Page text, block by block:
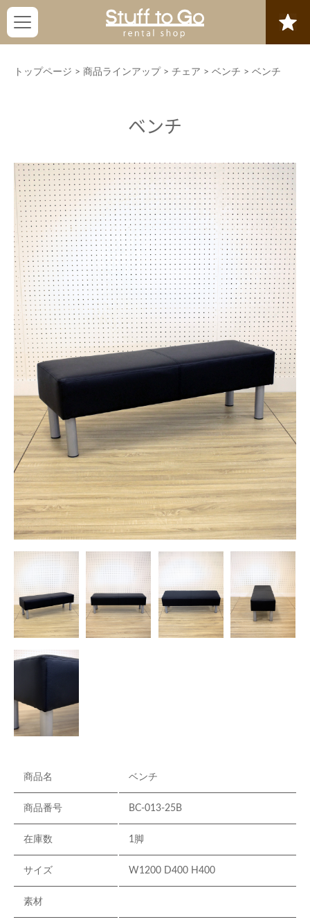
トップページ > 商品ラインアップ > チェア > ベンチ > ベンチ
ベンチ
商品名 ベンチ
商品番号 BC-013-25B
在庫数 1脚
サイズ W1200 D400 H400
素材